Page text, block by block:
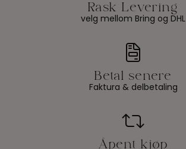
velg mellom Bring og DHL
Faktura & delbetaling